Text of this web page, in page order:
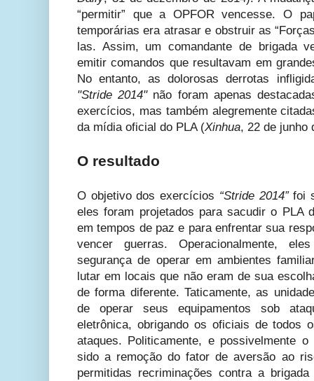
“permitir” que a OPFOR vencesse. O
temporárias era atrasar e obstruir as
las. Assim, um comandante de brigada
emitir comandos que resultavam em
No entanto, as dolorosas derrotas
"Stride 2014"não foram apenas
exercícios, mas também alegremente
da mídia oficial do PLA (Xinhua, 22 de junho
O resultado
O objetivo dos exercícios “Stride 2014”foi
eles foram projetados para sacudir o PLA
em tempos de paz e para enfrentar sua
vencer guerras. Operacionalmente,
segurança de operar em ambientes
lutar em locais que não eram de sua
de forma diferente. Taticamente, as
de operar seus equipamentos sob
eletrônica, obrigando os oficiais de todos
ataques. Politicamente, e possivelmente
sido a remoção do fator de aversão ao
permitidas recriminações contra a